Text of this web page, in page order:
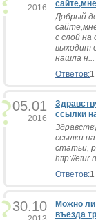
2016
Добрый
с слой
выходит
нашла н...
Ответов:1
05.01
2016
ссылки
ссылки
статьи,
http://
Ответов:1
30.10
Можно ли
въезда